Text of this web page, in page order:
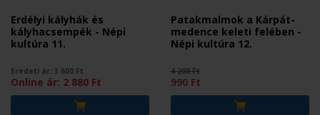
Erdélyi kályhák és
kályhacsempék - Népi
kultúra 11.
Eredeti ár: 3 600 Ft
Online ár: 2 880 Ft
Patakmalmok a Kárpát-
medence keleti felében -
Népi kultúra 12.
4 200 Ft
990 Ft